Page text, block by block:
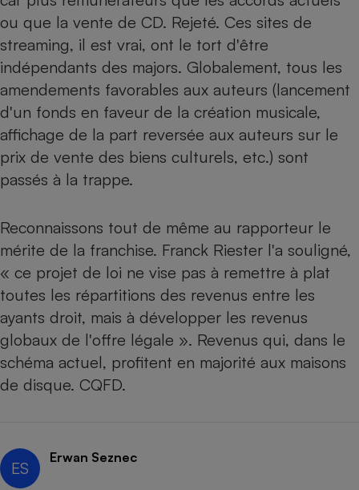
ou que la vente de CD. Rejeté. Ces sites de
streaming, il est vrai, ont le tort d'être
indépendants des majors. Globalement, tous les
amendements favorables aux auteurs (lancement
d'un fonds en faveur de la création musicale,
affichage de la part reversée aux auteurs sur le
prix de vente des biens culturels, etc.) sont
passés à la trappe.
Reconnaissons tout de même au rapporteur le
mérite de la franchise. Franck Riester l'a souligné,
« ce projet de loi ne vise pas à remettre à plat
toutes les répartitions des revenus entre les
ayants droit, mais à développer les revenus
globaux de l'offre légale ». Revenus qui, dans le
schéma actuel, profitent en majorité aux maisons
de disque. CQFD.
ES
Erwan Seznec